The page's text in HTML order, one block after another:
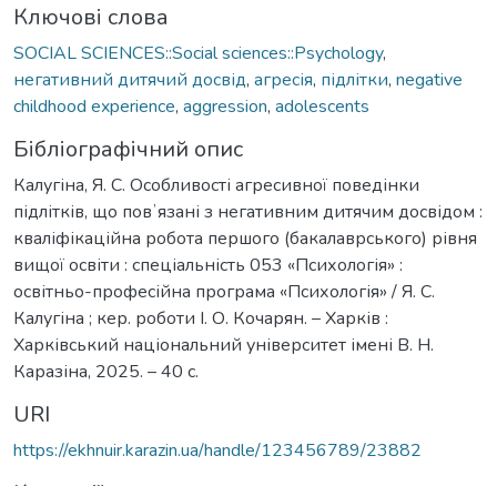
Ключові слова
SOCIAL SCIENCES::Social sciences::Psychology,
негативний дитячий досвід, агресія, підлітки, negative
childhood experience, aggression, adolescents
Бібліографічний опис
Калугіна, Я. С. Особливості агресивної поведінки
підлітків, що повʼязані з негативним дитячим досвідом :
кваліфікаційна робота першого (бакалаврського) рівня
вищої освіти : спеціальність 053 «Психологія» :
освітньо-професійна програма «Психологія» / Я. С.
Калугіна ; кер. роботи І. О. Кочарян. – Харків :
Харківський національний університет імені В. Н.
Каразіна, 2025. – 40 с.
URI
https://ekhnuir.karazin.ua/handle/123456789/23882